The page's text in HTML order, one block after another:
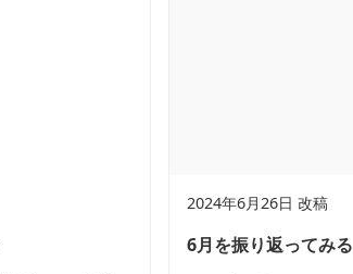
2024年6月26日 改稿
6月を振り返ってみる